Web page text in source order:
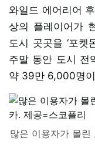
와일드 에어리어
상의 플레이어가
도시 곳곳을 ‘포켓
주말 동안 도시 전
약 39만 6,000명
많은 이용자가 몰린